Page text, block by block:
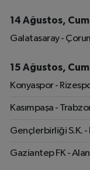
14 Ağustos,
Galatasaray -
15 Ağustos,
Konyaspor -
Kasımpaşa -
Gençlerbirliği S.K.
Gaziantep FK -